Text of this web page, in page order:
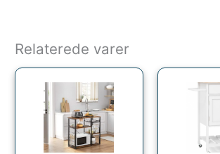
Relaterede varer